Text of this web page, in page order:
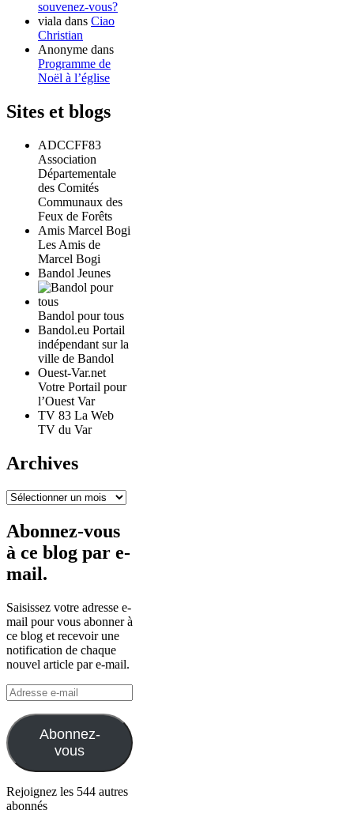
souvenez-vous?
viala dans Ciao
Christian
Anonyme dans
Programme de
Noël à l’église
Sites et blogs
ADCCFF83
Association
Départementale
des Comités
Communaux des
Feux de Forêts
Amis Marcel Bogi
Les Amis de
Marcel Bogi
Bandol Jeunes
Bandol pour tous
Bandol.eu Portail
indépendant sur la
ville de Bandol
Ouest-Var.net
Votre Portail pour
l’Ouest Var
TV 83 La Web
TV du Var
Archives
Archives
Abonnez-vous
à ce blog par e-
mail.
Saisissez votre adresse e-
mail pour vous abonner à
ce blog et recevoir une
notification de chaque
nouvel article par e-mail.
Adresse
e-
mail
Abonnez-
vous
Rejoignez les 544 autres
abonnés